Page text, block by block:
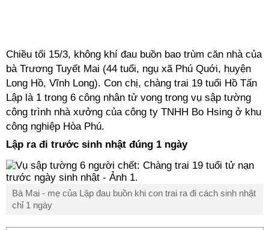
Chiều tối 15/3, không khí đau buồn bao trùm căn nhà của
bà Trương Tuyết Mai (44 tuổi, ngụ xã Phú Quới, huyện
Long Hồ, Vĩnh Long). Con chị, chàng trai 19 tuổi Hồ Tấn
Lập là 1 trong 6 công nhân tử vong trong vụ sập tường
công trình nhà xưởng của công ty TNHH Bo Hsing ở khu
công nghiệp Hòa Phú.
Lập ra đi trước sinh nhật đúng 1 ngày
Bà Mai - mẹ của Lập đau buồn khi con trai ra đi cách sinh nhật
chỉ 1 ngày